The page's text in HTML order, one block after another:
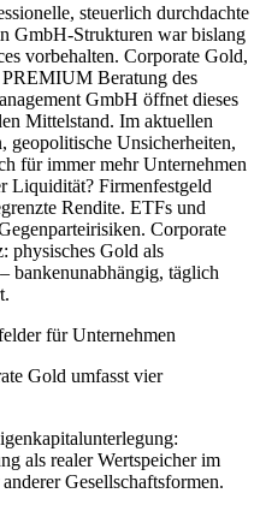
steuerlich durchdachte
GmbH-Strukturen war bislang
vorbehalten. Corporate Gold,
PREMIUM Beratung des
GmbH öffnet dieses
Mittelstand. Im aktuellen
geopolitische Unsicherheiten,
für immer mehr Unternehmen
Liquidität? Firmenfestgeld
Rendite. ETFs und
Corporate
physisches Gold als
bankenunabhängig, täglich
für Unternehmen
Gold umfasst vier
als realer Wertspeicher im
Gesellschaftsformen.